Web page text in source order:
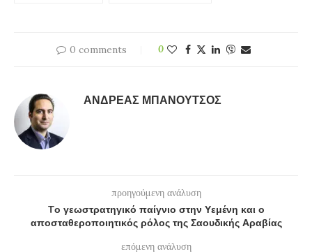
0 comments 0
ΑΝΔΡΈΑΣ ΜΠΑΝΟΎΤΣΟΣ
προηγούμενη ανάλυση
Tο γεωστρατηγικό παίγνιο στην Υεμένη και ο
αποσταθεροποιητικός ρόλος της Σαουδικής Αραβίας
επόμενη ανάλυση